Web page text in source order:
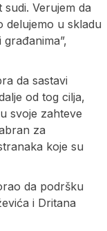
Verujem da
delujemo u skladu
da sastavi
od tog cilja,
svoje zahteve
za
koje su
da podršku
i Dritana